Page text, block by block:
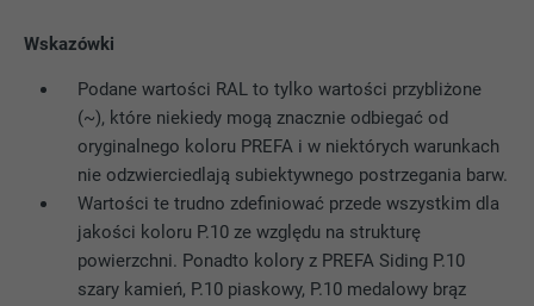
Wskazówki
Podane wartości RAL to tylko wartości przybliżone
(~), które niekiedy mogą znacznie odbiegać od
oryginalnego koloru PREFA i w niektórych warunkach
nie odzwierciedlają subiektywnego postrzegania barw.
Wartości te trudno zdefiniować przede wszystkim dla
jakości koloru P.10 ze względu na strukturę
powierzchni. Ponadto kolory z PREFA Siding P.10
szary kamień, P.10 piaskowy, P.10 medalowy brąz